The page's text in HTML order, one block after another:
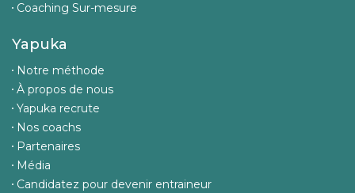
Coaching Sur-mesure
Yapuka
Notre méthode
À propos de nous
Yapuka recrute
Nos coachs
Partenaires
Média
Candidatez pour devenir entraineur